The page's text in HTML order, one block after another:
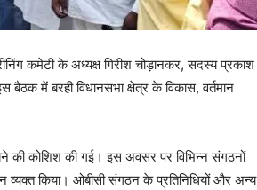
कमेटी के अध्यक्ष गिरीश चोड़ानकर, सदस्य प्रकाश
में बरही विधानसभा क्षेत्र के विकास, वर्तमान
की कोशिश की गई। इस अवसर पर विभिन्न संगठनों
व्यक्त किया। ओबीसी संगठन के प्रतिनिधियों और अन्य